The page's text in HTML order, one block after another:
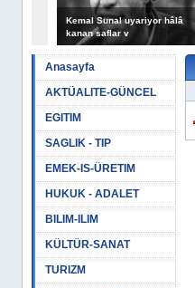
Kemal Sunal uyariyor hâlâ
kanan saflar v
Anasayfa
AKTÜALITE-GÜNCEL
EGITIM
SAGLIK - TIP
EMEK-IS-ÜRETIM
HUKUK - ADALET
BILIM-ILIM
KÜLTÜR-SANAT
TURIZM